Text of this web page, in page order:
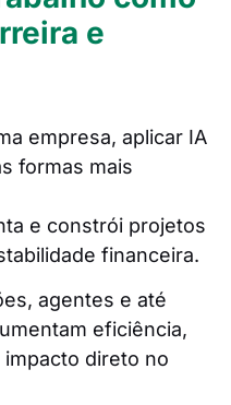
e
empresa, aplicar IA
formas mais
e constrói projetos
financeira.
agentes e até
eficiência,
direto no